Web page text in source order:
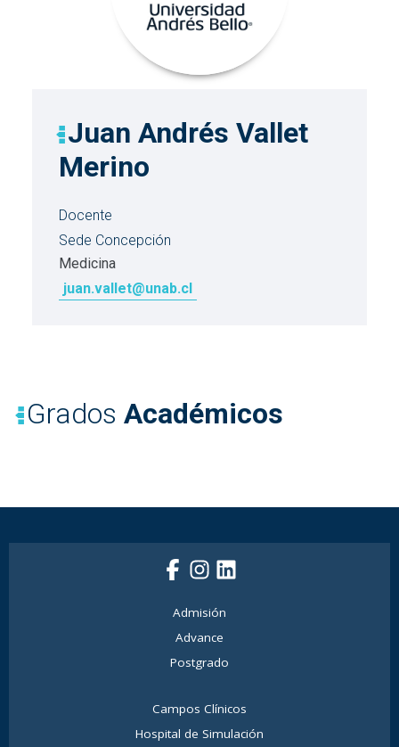
Juan Andrés Vallet
Merino
Docente
Sede Concepción
Medicina
juan.vallet@unab.cl
Grados Académicos